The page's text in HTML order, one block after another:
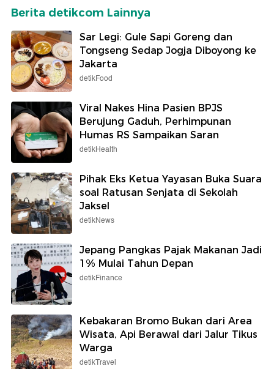
Berita detikcom Lainnya
Sar Legi: Gule Sapi Goreng dan
Tongseng Sedap Jogja Diboyong ke
Jakarta
detikFood
Viral Nakes Hina Pasien BPJS
Berujung Gaduh, Perhimpunan
Humas RS Sampaikan Saran
detikHealth
Pihak Eks Ketua Yayasan Buka Suara
soal Ratusan Senjata di Sekolah
Jaksel
detikNews
Jepang Pangkas Pajak Makanan Jadi
1% Mulai Tahun Depan
detikFinance
Kebakaran Bromo Bukan dari Area
Wisata, Api Berawal dari Jalur Tikus
Warga
detikTravel